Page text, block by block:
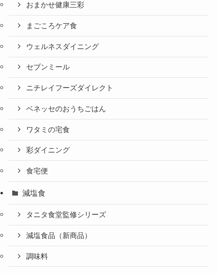
おまかせ健康三彩
まごころケア食
ウェルネスダイニング
セブンミール
ニチレイフーズダイレクト
ベネッセのおうちごはん
ワタミの宅食
彩ダイニング
食宅便
減塩食
タニタ食堂監修シリーズ
減塩食品（新商品）
調味料